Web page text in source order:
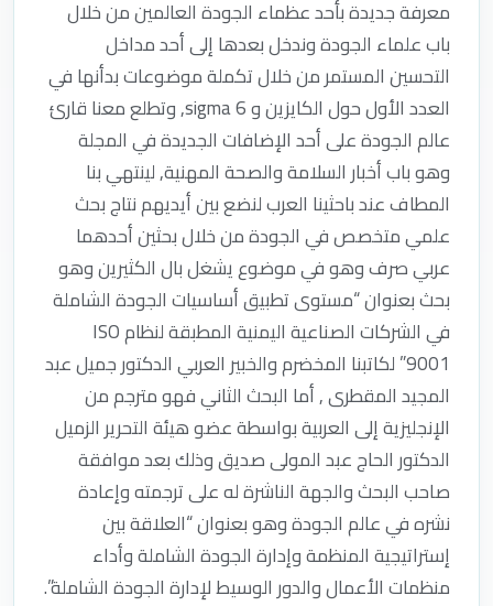
معرفة جديدة بأحد عظماء الجودة العالمين من خلال
باب علماء الجودة وندخل بعدها إلى أحد مداخل
التحسين المستمر من خلال تكملة موضوعات بدأنها في
العدد الأول حول الكايزين و 6 sigma, وتطلع معنا قارئ
عالم الجودة على أحد الإضافات الجديدة في المجلة
وهو باب أخبار السلامة والصحة المهنية, لينتهي بنا
المطاف عند باحثينا العرب لنضع بين أيديهم نتاج بحث
علمي متخصص في الجودة من خلال بحثين أحدهما
عربي صرف وهو في موضوع يشغل بال الكثيرين وهو
بحث بعنوان “مستوى تطبيق أساسيات الجودة الشاملة
في الشركات الصناعية اليمنية المطبقة لنظام ISO
9001” لكاتبنا المخضرم والخبير العربي الدكتور جميل عبد
المجيد المقطرى , أما البحث الثاني فهو مترجم من
الإنجليزية إلى العربية بواسطة عضو هيئة التحرير الزميل
الدكتور الحاج عبد المولى صديق وذلك بعد موافقة
صاحب البحث والجهة الناشرة له على ترجمته وإعادة
نشره في عالم الجودة وهو بعنوان “العلاقة بين
إستراتيجية المنظمة وإدارة الجودة الشاملة وأداء
منظمات الأعمال والدور الوسيط لإدارة الجودة الشاملة”.